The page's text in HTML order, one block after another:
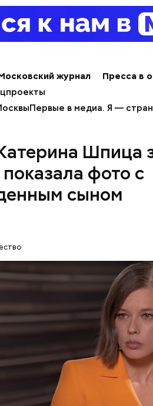
журнал
Пресса в
Первые в медиа. Я —
Шпица
фото с
сыном
или Ту бе-Ав, отмечается в
Валентина. Влюбленные
дарят цветы и подарки,
чувствах. Праздник
существования
белые платья и водили
невест.